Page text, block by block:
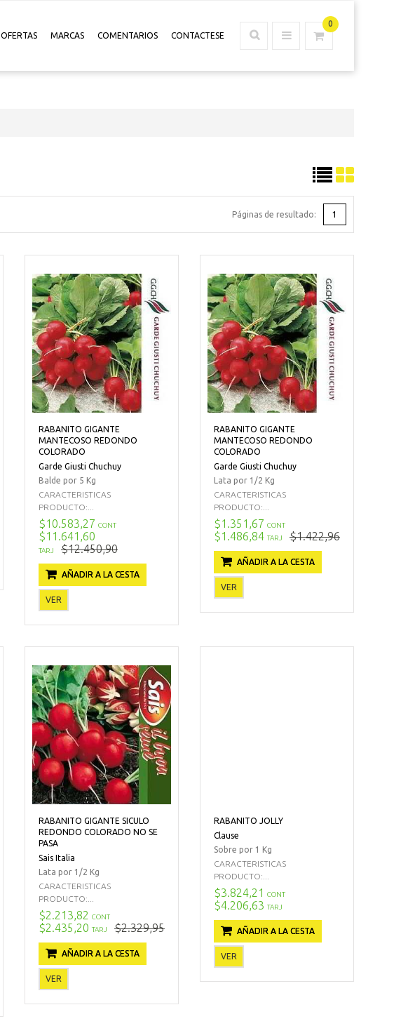
OFERTAS MARCAS COMENTARIOS CONTACTESE
0
1
Páginas de resultado:
RABANITO GIGANTE
MANTECOSO REDONDO
COLORADO
Garde Giusti Chuchuy
Balde por 5 Kg
CARACTERISTICAS
PRODUCTO:...
$10.583,27 CONT
$11.641,60
TARJ $12.450,90
AÑADIR A LA CESTA
VER
RABANITO GIGANTE
MANTECOSO REDONDO
COLORADO
Garde Giusti Chuchuy
Lata por 1/2 Kg
CARACTERISTICAS
PRODUCTO:...
$1.351,67 CONT
$1.486,84 TARJ $1.422,96
AÑADIR A LA CESTA
VER
RABANITO GIGANTE SICULO
REDONDO COLORADO NO SE
PASA
Sais Italia
Lata por 1/2 Kg
CARACTERISTICAS
PRODUCTO:...
$2.213,82 CONT
$2.435,20 TARJ $2.329,95
AÑADIR A LA CESTA
VER
RABANITO JOLLY
Clause
Sobre por 1 Kg
CARACTERISTICAS
PRODUCTO:...
$3.824,21 CONT
$4.206,63 TARJ
AÑADIR A LA CESTA
VER